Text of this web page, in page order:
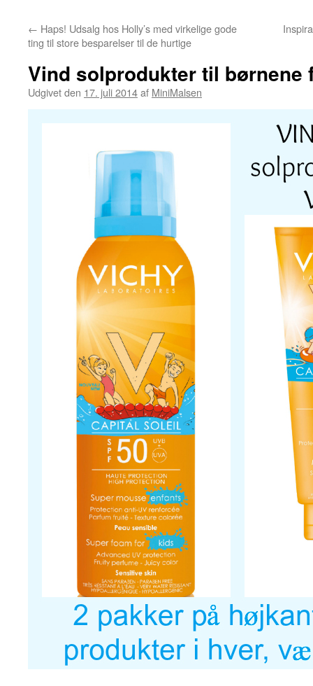
← Haps! Udsalg hos Holly’s med virkelige gode
ting til store besparelser til de hurtige
Vind solprodukter til børnene
Udgivet den 17. juli 2014af MiniMalsen